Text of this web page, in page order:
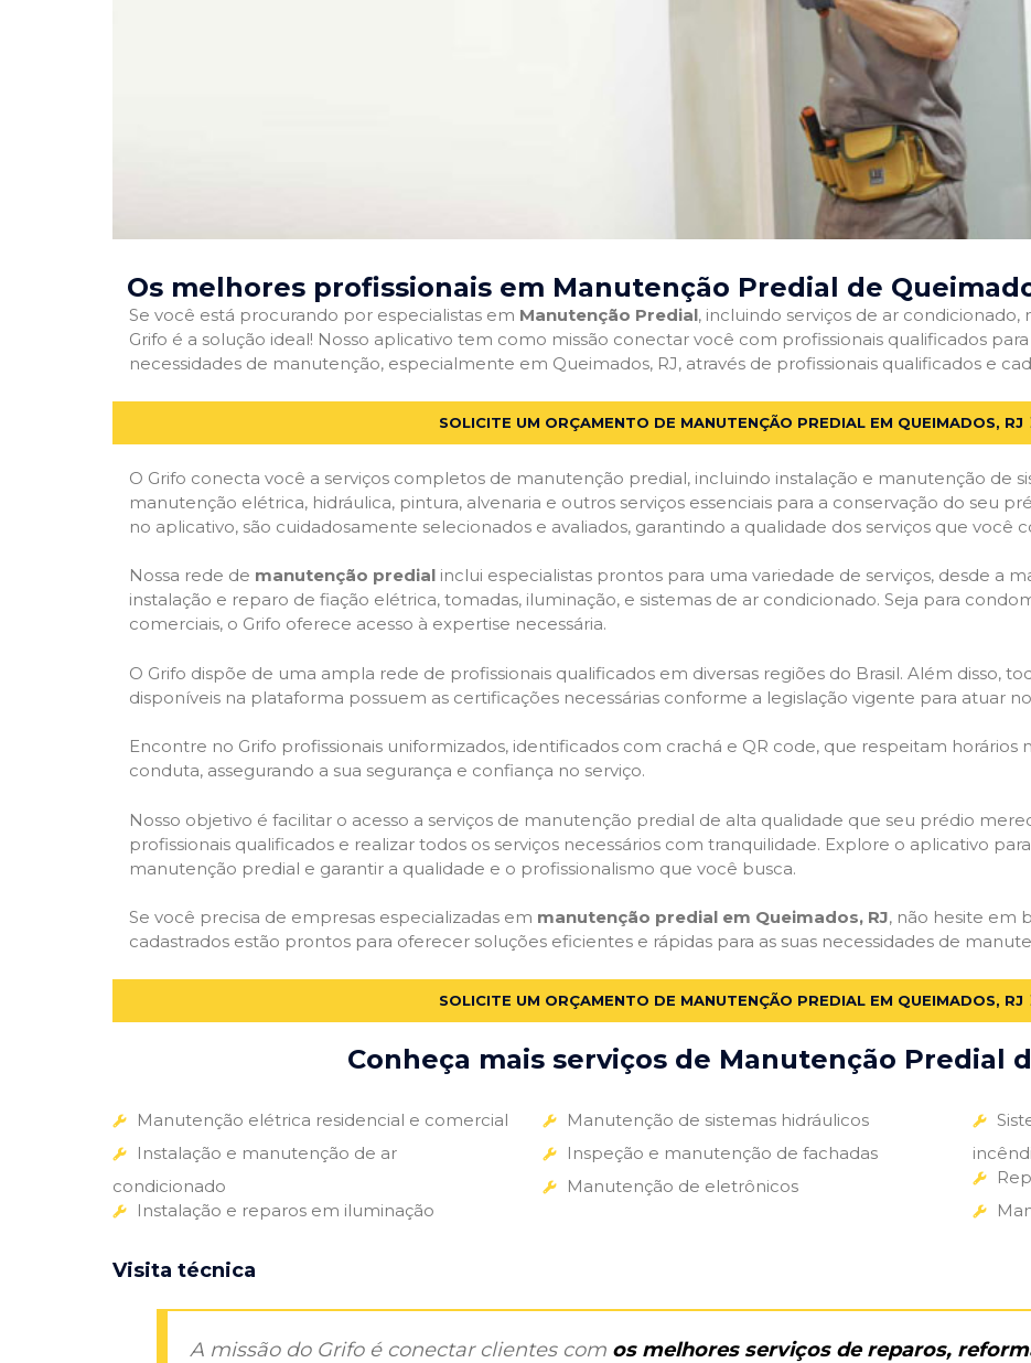
Os melhores profissionais em Manutenção Predial de
Se você está procurando por especialistas em Manutenção Predial, incluindo serviços de ar
Grifo é a solução ideal! Nosso aplicativo tem como missão conectar você com profissionais qualificados
necessidades de manutenção, especialmente em Queimados, RJ, através de profissionais qualificados e
SOLICITE UM ORÇAMENTO DE MANUTENÇÃO PREDIAL EM QUEIMADOS, RJ
O Grifo conecta você a serviços completos de manutenção predial, incluindo instalação e manutenção de
manutenção elétrica, hidráulica, pintura, alvenaria e outros serviços essenciais para a conservação do seu
no aplicativo, são cuidadosamente selecionados e avaliados, garantindo a qualidade dos serviços que você
Nossa rede de manutenção predial inclui especialistas prontos para uma variedade de serviços, desde a
instalação e reparo de fiação elétrica, tomadas, iluminação, e sistemas de ar condicionado. Seja para
comerciais, o Grifo oferece acesso à expertise necessária.
O Grifo dispõe de uma ampla rede de profissionais qualificados em diversas regiões do Brasil. Além disso,
disponíveis na plataforma possuem as certificações necessárias conforme a legislação vigente para atuar
Encontre no Grifo profissionais uniformizados, identificados com crachá e QR code, que respeitam horários
conduta, assegurando a sua segurança e confiança no serviço.
Nosso objetivo é facilitar o acesso a serviços de manutenção predial de alta qualidade que seu prédio
profissionais qualificados e realizar todos os serviços necessários com tranquilidade. Explore o aplicativo
manutenção predial e garantir a qualidade e o profissionalismo que você busca.
Se você precisa de empresas especializadas em manutenção predial em Queimados, RJ, não hesite em
cadastrados estão prontos para oferecer soluções eficientes e rápidas para as suas necessidades de
SOLICITE UM ORÇAMENTO DE MANUTENÇÃO PREDIAL EM QUEIMADOS, RJ
Conheça mais serviços de Manutenção Predial
Manutenção elétrica residencial e comercial
Instalação e manutenção de ar
condicionado
Instalação e reparos em iluminação
Manutenção de sistemas hidráulicos
Inspeção e manutenção de fachadas
Manutenção de eletrônicos
Visita técnica
A missão do Grifo é conectar clientes com os melhores serviços de reparos,